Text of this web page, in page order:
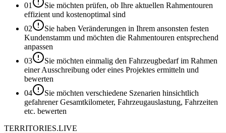
01
Sie möchten prüfen, ob Ihre aktuellen Rahmentouren
effizient und kostenoptimal sind
02
Sie haben Veränderungen in Ihrem ansonsten festen
Kundenstamm und möchten die Rahmentouren entsprechend
anpassen
03
Sie möchten einmalig den Fahrzeugbedarf im Rahmen
einer Ausschreibung oder eines Projektes ermitteln und
bewerten
04
Sie möchten verschiedene Szenarien hinsichtlich
gefahrener Gesamtkilometer, Fahrzeugauslastung, Fahrzeiten
etc. bewerten
TERRITORIES.LIVE